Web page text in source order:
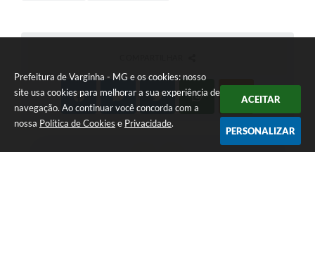
Prefeitura de Varginha - MG e os cookies: nosso
site usa cookies para melhorar a sua experiência de
navegação. Ao continuar você concorda com a
nossa Política de Cookies e Privacidade.
ACEITAR
PERSONALIZAR